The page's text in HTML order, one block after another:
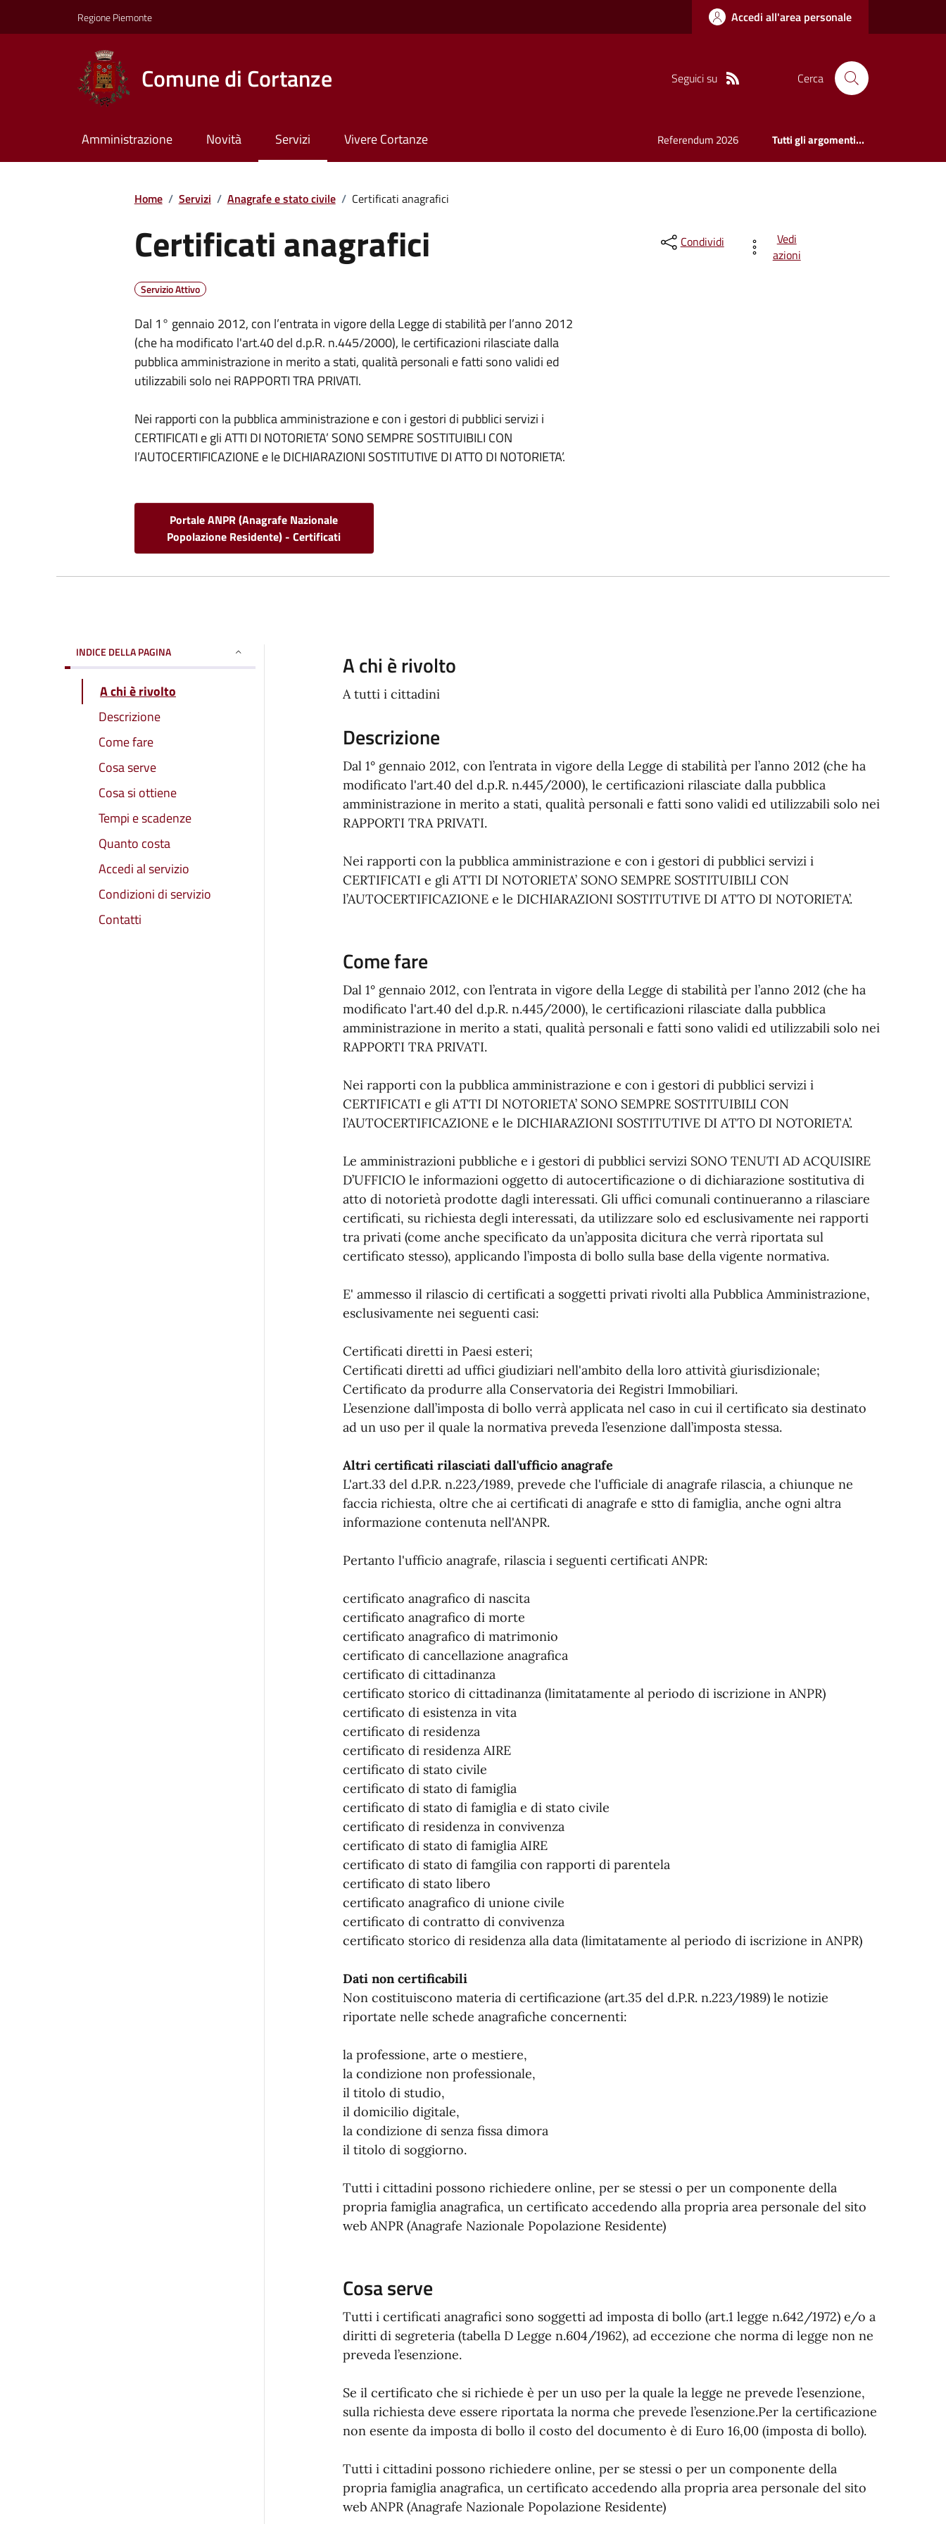
Regione Piemonte Accedi all'area personale
Comune di Cortanze Seguici su Cerca
Amministrazione Novità Servizi Vivere Cortanze Referendum 2026 Tutti gli argomenti...
Home / Servizi / Anagrafe e stato civile / Certificati anagrafici
Certificati anagrafici
Servizio Attivo
Dal 1° gennaio 2012, con l’entrata in vigore della Legge di stabilità per l’anno 2012
(che ha modificato l'art.40 del d.p.R. n.445/2000), le certificazioni rilasciate dalla
pubblica amministrazione in merito a stati, qualità personali e fatti sono validi ed
utilizzabili solo nei RAPPORTI TRA PRIVATI.
Nei rapporti con la pubblica amministrazione e con i gestori di pubblici servizi i
CERTIFICATI e gli ATTI DI NOTORIETA’ SONO SEMPRE SOSTITUIBILI CON
l’AUTOCERTIFICAZIONE e le DICHIARAZIONI SOSTITUTIVE DI ATTO DI NOTORIETA’.
Portale ANPR (Anagrafe Nazionale
Popolazione Residente) - Certificati
Condividi
Vedi
azioni
INDICE DELLA PAGINA
A chi è rivolto
Descrizione
Come fare
Cosa serve
Cosa si ottiene
Tempi e scadenze
Quanto costa
Accedi al servizio
Condizioni di servizio
Contatti
A chi è rivolto
A tutti i cittadini
Descrizione
Dal 1° gennaio 2012, con l’entrata in vigore della Legge di stabilità per l’anno 2012 (che ha
modificato l'art.40 del d.p.R. n.445/2000), le certificazioni rilasciate dalla pubblica
amministrazione in merito a stati, qualità personali e fatti sono validi ed utilizzabili solo nei
RAPPORTI TRA PRIVATI.
Nei rapporti con la pubblica amministrazione e con i gestori di pubblici servizi i
CERTIFICATI e gli ATTI DI NOTORIETA’ SONO SEMPRE SOSTITUIBILI CON
l’AUTOCERTIFICAZIONE e le DICHIARAZIONI SOSTITUTIVE DI ATTO DI NOTORIETA’.
Come fare
Dal 1° gennaio 2012, con l’entrata in vigore della Legge di stabilità per l’anno 2012 (che ha
modificato l'art.40 del d.p.R. n.445/2000), le certificazioni rilasciate dalla pubblica
amministrazione in merito a stati, qualità personali e fatti sono validi ed utilizzabili solo nei
RAPPORTI TRA PRIVATI.
Nei rapporti con la pubblica amministrazione e con i gestori di pubblici servizi i
CERTIFICATI e gli ATTI DI NOTORIETA’ SONO SEMPRE SOSTITUIBILI CON
l’AUTOCERTIFICAZIONE e le DICHIARAZIONI SOSTITUTIVE DI ATTO DI NOTORIETA’.
Le amministrazioni pubbliche e i gestori di pubblici servizi SONO TENUTI AD ACQUISIRE
D’UFFICIO le informazioni oggetto di autocertificazione o di dichiarazione sostitutiva di
atto di notorietà prodotte dagli interessati. Gli uffici comunali continueranno a rilasciare
certificati, su richiesta degli interessati, da utilizzare solo ed esclusivamente nei rapporti
tra privati (come anche specificato da un’apposita dicitura che verrà riportata sul
certificato stesso), applicando l’imposta di bollo sulla base della vigente normativa.
E' ammesso il rilascio di certificati a soggetti privati rivolti alla Pubblica Amministrazione,
esclusivamente nei seguenti casi:
Certificati diretti in Paesi esteri;
Certificati diretti ad uffici giudiziari nell'ambito della loro attività giurisdizionale;
Certificato da produrre alla Conservatoria dei Registri Immobiliari.
L’esenzione dall’imposta di bollo verrà applicata nel caso in cui il certificato sia destinato
ad un uso per il quale la normativa preveda l’esenzione dall’imposta stessa.
Altri certificati rilasciati dall'ufficio anagrafe
L'art.33 del d.P.R. n.223/1989, prevede che l'ufficiale di anagrafe rilascia, a chiunque ne
faccia richiesta, oltre che ai certificati di anagrafe e stto di famiglia, anche ogni altra
informazione contenuta nell'ANPR.
Pertanto l'ufficio anagrafe, rilascia i seguenti certificati ANPR:
certificato anagrafico di nascita
certificato anagrafico di morte
certificato anagrafico di matrimonio
certificato di cancellazione anagrafica
certificato di cittadinanza
certificato storico di cittadinanza (limitatamente al periodo di iscrizione in ANPR)
certificato di esistenza in vita
certificato di residenza
certificato di residenza AIRE
certificato di stato civile
certificato di stato di famiglia
certificato di stato di famiglia e di stato civile
certificato di residenza in convivenza
certificato di stato di famiglia AIRE
certificato di stato di famgilia con rapporti di parentela
certificato di stato libero
certificato anagrafico di unione civile
certificato di contratto di convivenza
certificato storico di residenza alla data (limitatamente al periodo di iscrizione in ANPR)
Dati non certificabili
Non costituiscono materia di certificazione (art.35 del d.P.R. n.223/1989) le notizie
riportate nelle schede anagrafiche concernenti:
la professione, arte o mestiere,
la condizione non professionale,
il titolo di studio,
il domicilio digitale,
la condizione di senza fissa dimora
il titolo di soggiorno.
Tutti i cittadini possono richiedere online, per se stessi o per un componente della
propria famiglia anagrafica, un certificato accedendo alla propria area personale del sito
web ANPR (Anagrafe Nazionale Popolazione Residente)
Cosa serve
Tutti i certificati anagrafici sono soggetti ad imposta di bollo (art.1 legge n.642/1972) e/o a
diritti di segreteria (tabella D Legge n.604/1962), ad eccezione che norma di legge non ne
preveda l’esenzione.
Se il certificato che si richiede è per un uso per la quale la legge ne prevede l’esenzione,
sulla richiesta deve essere riportata la norma che prevede l’esenzione.Per la certificazione
non esente da imposta di bollo il costo del documento è di Euro 16,00 (imposta di bollo).
Tutti i cittadini possono richiedere online, per se stessi o per un componente della
propria famiglia anagrafica, un certificato accedendo alla propria area personale del sito
web ANPR (Anagrafe Nazionale Popolazione Residente)